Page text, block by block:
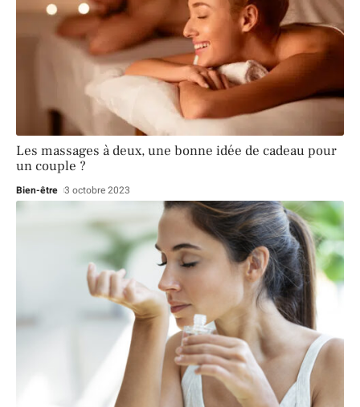
Les massages à deux, une bonne idée de cadeau pour
un couple ?
Bien-être 3 octobre 2023